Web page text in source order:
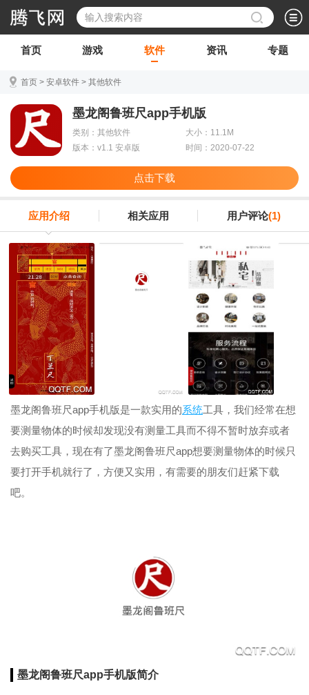
首页 游戏 软件 资讯 专题
首页 > 安卓软件 > 其他软件
墨龙阁鲁班尺app手机版
类别：其他软件
大小：11.1M
版本：v1.1 安卓版
时间：2020-07-22
点击下载
应用介绍 相关应用 用户评论(1)
墨龙阁鲁班尺app手机版是一款实用的系统工具，我们经常在想
要测量物体的时候却发现没有测量工具而不得不暂时放弃或者
去购买工具，现在有了墨龙阁鲁班尺app想要测量物体的时候只
要打开手机就行了，方便又实用，有需要的朋友们赶紧下载
吧。
墨龙阁鲁班尺app手机版简介